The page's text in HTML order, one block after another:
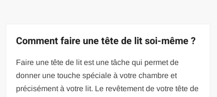
Comment faire une tête de lit soi-même ?
Faire une tête de lit est une tâche qui permet de
donner une touche spéciale à votre chambre et
précisément à votre lit. Le revêtement de votre tête de